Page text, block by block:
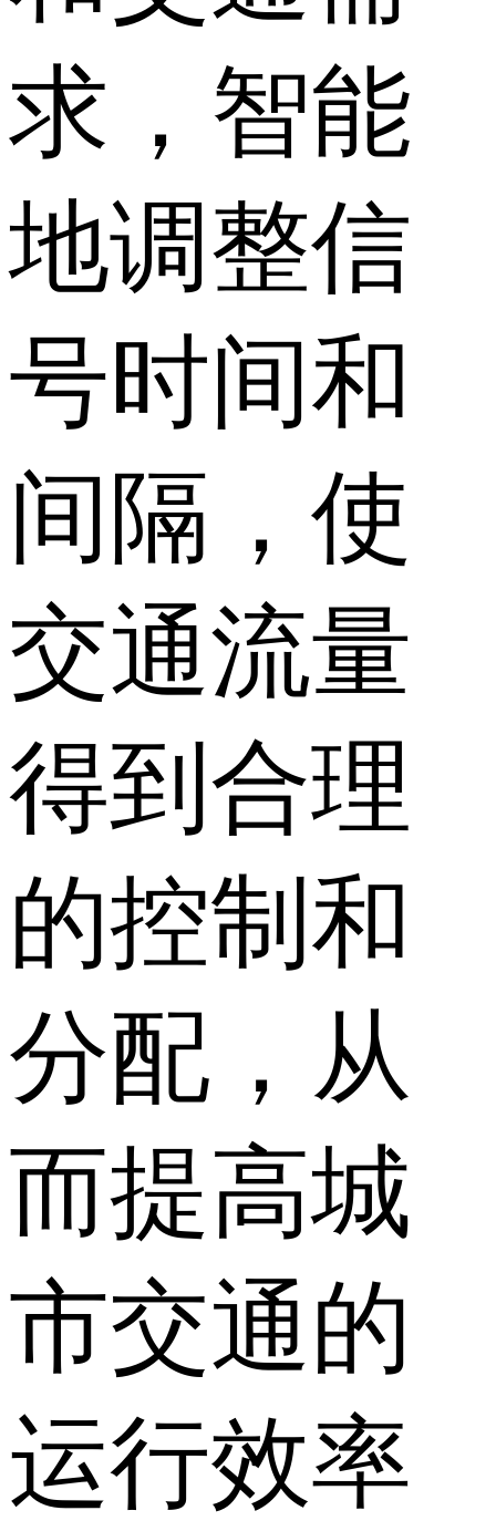
求，智能
地调整信
号时间和
间隔，使
交通流量
得到合理
的控制和
分配，从
而提高城
市交通的
运行效率